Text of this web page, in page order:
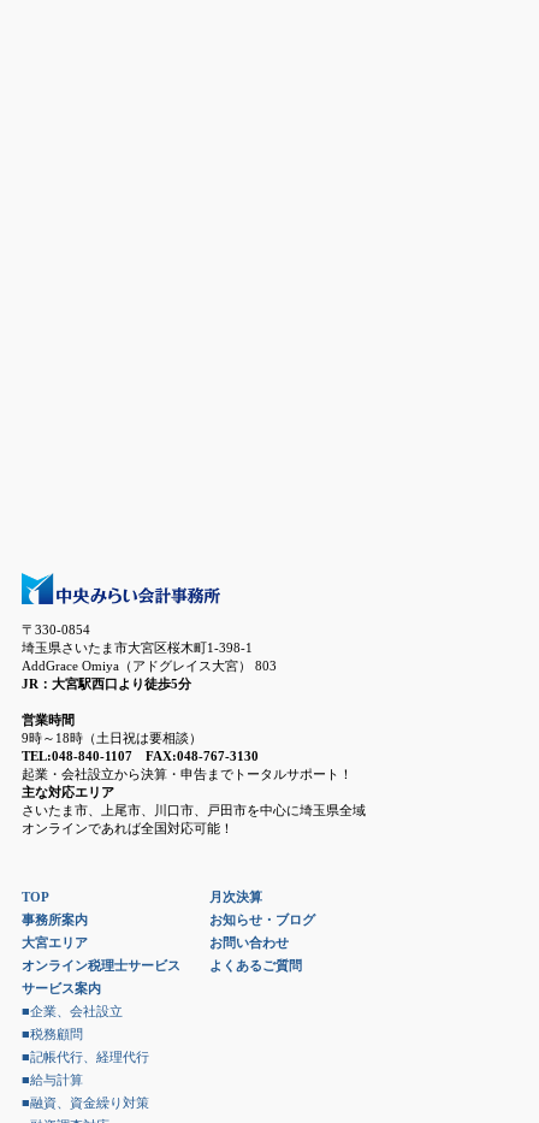
〒330-0854
埼玉県さいたま市大宮区桜木町1-398-1
AddGrace Omiya（アドグレイス大宮） 803
JR：大宮駅西口より徒歩5分
営業時間
9時～18時（土日祝は要相談）
TEL:048-840-1107 FAX:048-767-3130
起業・会社設立から決算・申告までトータルサポート！
主な対応エリア
さいたま市、上尾市、川口市、戸田市を中心に埼玉県全域
オンラインであれば全国対応可能！
TOP
事務所案内
大宮エリア
オンライン税理士サービス
サービス案内
■企業、会社設立
■税務顧問
■記帳代行、経理代行
■給与計算
■融資、資金繰り対策
月次決算
お知らせ・ブログ
お問い合わせ
よくあるご質問